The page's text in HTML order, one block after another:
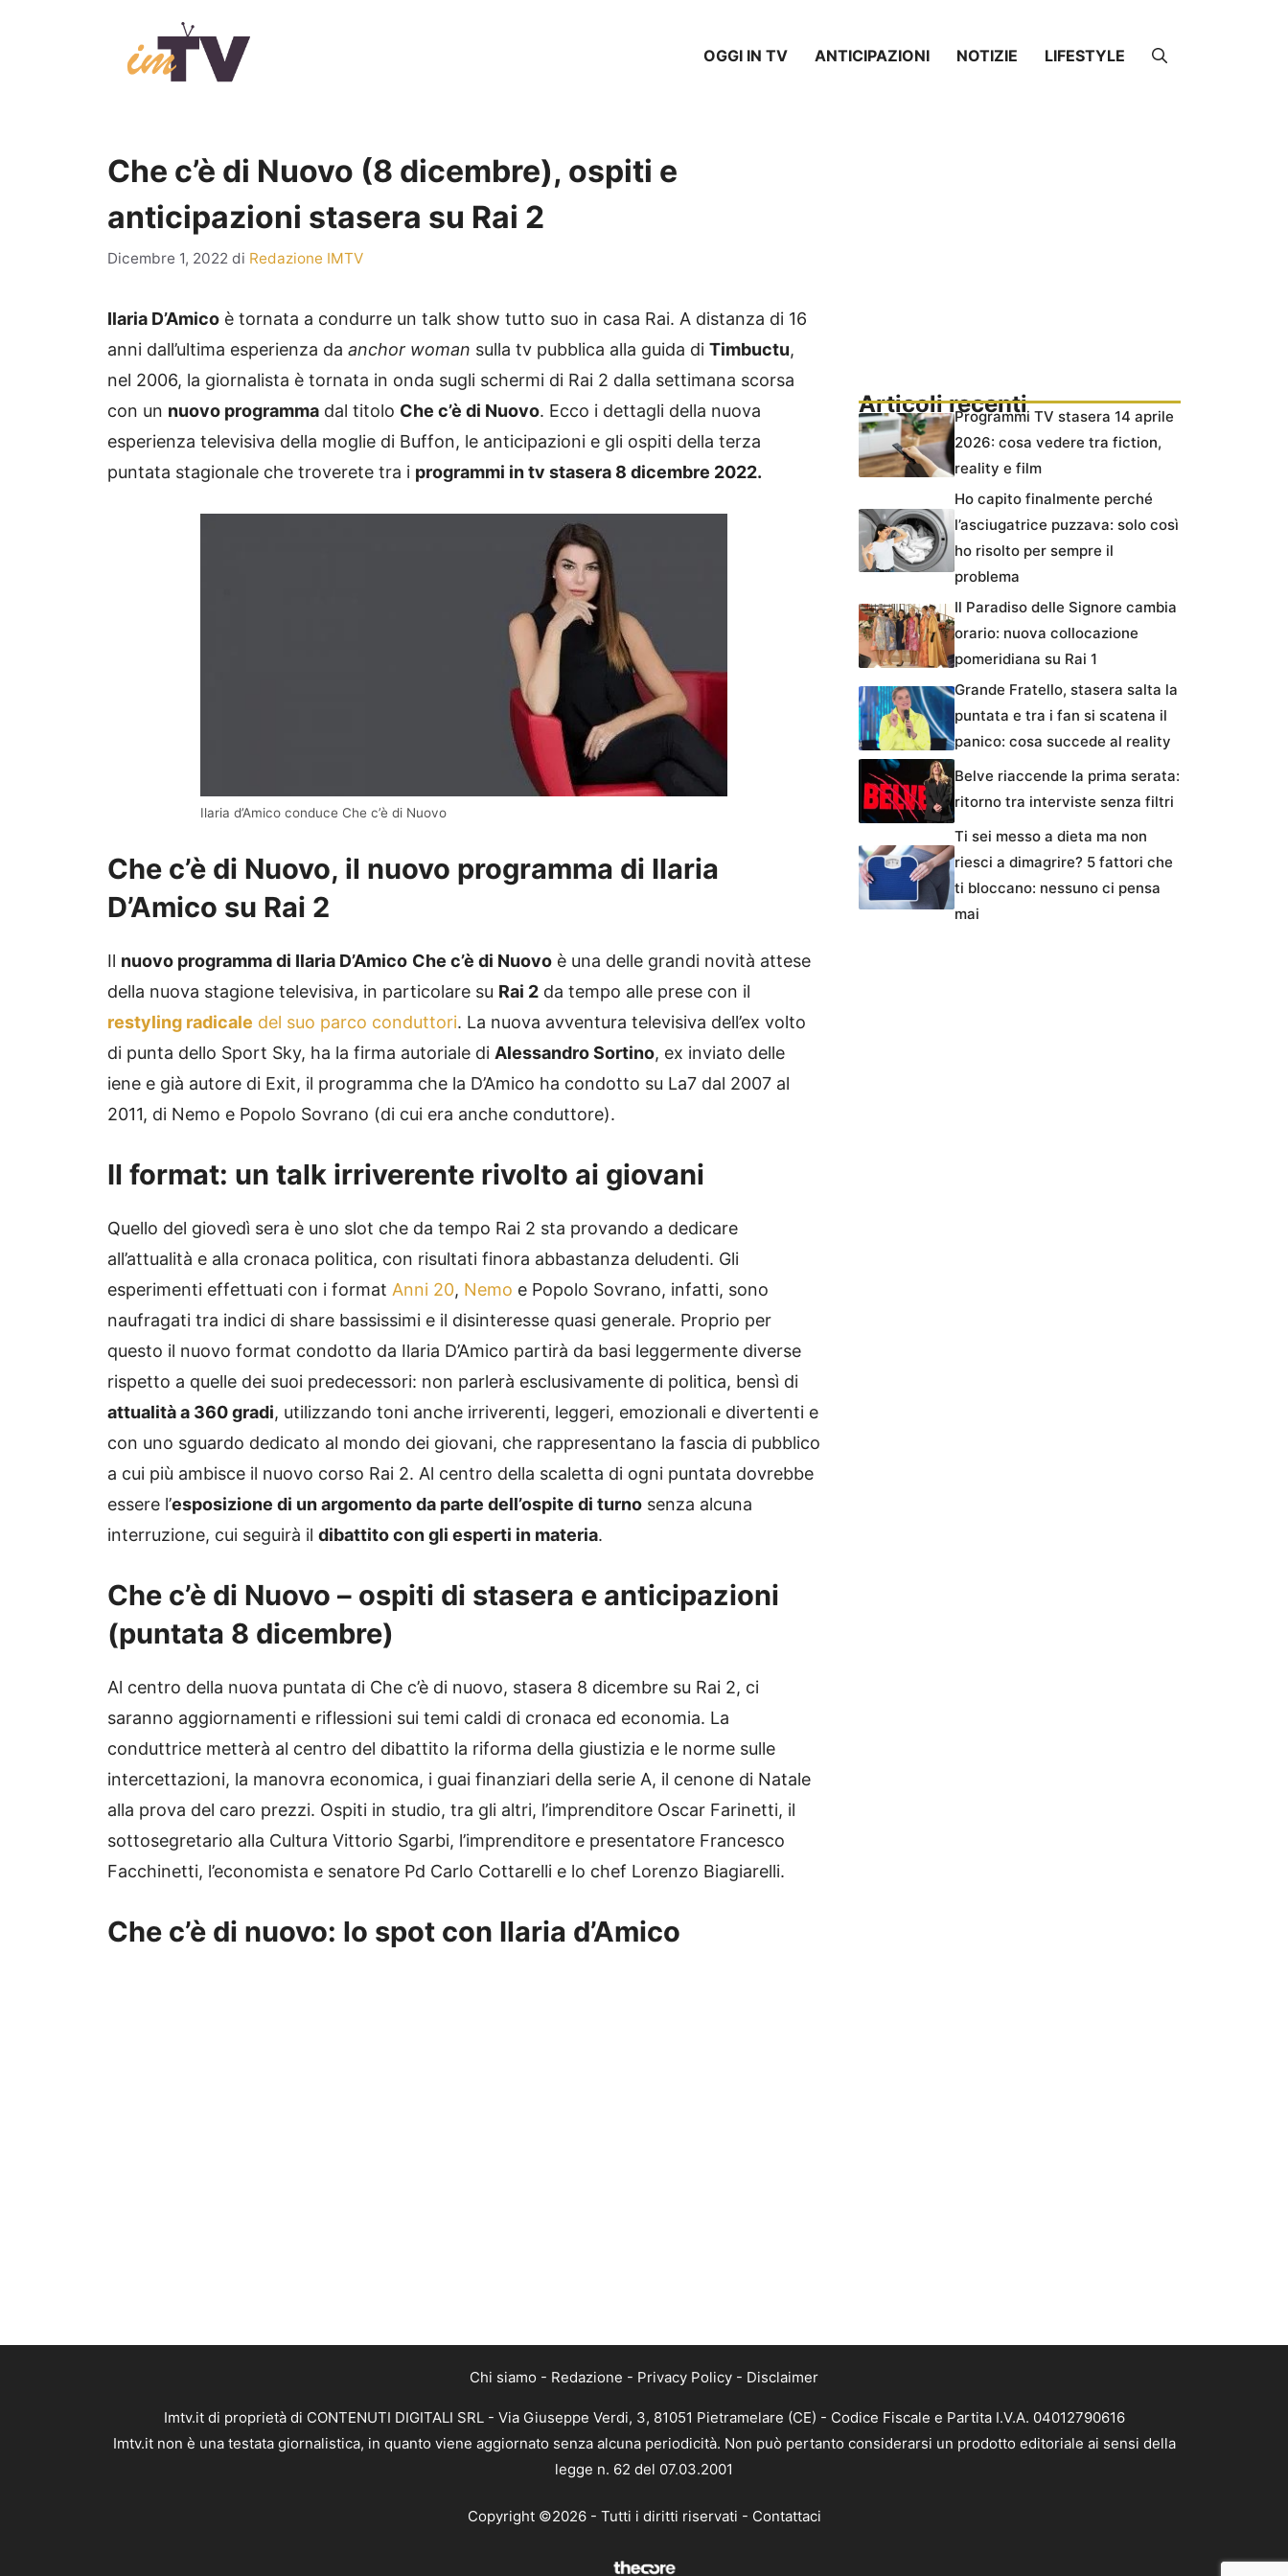
OGGI IN TV ANTICIPAZIONI NOTIZIE LIFESTYLE
Che c’è di Nuovo (8 dicembre), ospiti e
anticipazioni stasera su Rai 2
Dicembre 1, 2022 di Redazione IMTV
Ilaria D’Amico è tornata a condurre un talk show tutto suo in casa Rai. A distanza di 16
anni dall’ultima esperienza da anchor woman sulla tv pubblica alla guida di Timbuctu,
nel 2006, la giornalista è tornata in onda sugli schermi di Rai 2 dalla settimana scorsa
con un nuovo programma dal titolo Che c’è di Nuovo. Ecco i dettagli della nuova
esperienza televisiva della moglie di Buffon, le anticipazioni e gli ospiti della terza
puntata stagionale che troverete tra i programmi in tv stasera 8 dicembre 2022.
Ilaria d’Amico conduce Che c’è di Nuovo
Che c’è di Nuovo, il nuovo programma di Ilaria
D’Amico su Rai 2
Il nuovo programma di Ilaria D’Amico Che c’è di Nuovo è una delle grandi novità attese
della nuova stagione televisiva, in particolare su Rai 2 da tempo alle prese con il
restyling radicale del suo parco conduttori. La nuova avventura televisiva dell’ex volto
di punta dello Sport Sky, ha la firma autoriale di Alessandro Sortino, ex inviato delle
iene e già autore di Exit, il programma che la D’Amico ha condotto su La7 dal 2007 al
2011, di Nemo e Popolo Sovrano (di cui era anche conduttore).
Il format: un talk irriverente rivolto ai giovani
Quello del giovedì sera è uno slot che da tempo Rai 2 sta provando a dedicare
all’attualità e alla cronaca politica, con risultati finora abbastanza deludenti. Gli
esperimenti effettuati con i format Anni 20, Nemo e Popolo Sovrano, infatti, sono
naufragati tra indici di share bassissimi e il disinteresse quasi generale. Proprio per
questo il nuovo format condotto da Ilaria D’Amico partirà da basi leggermente diverse
rispetto a quelle dei suoi predecessori: non parlerà esclusivamente di politica, bensì di
attualità a 360 gradi, utilizzando toni anche irriverenti, leggeri, emozionali e divertenti e
con uno sguardo dedicato al mondo dei giovani, che rappresentano la fascia di pubblico
a cui più ambisce il nuovo corso Rai 2. Al centro della scaletta di ogni puntata dovrebbe
essere l’esposizione di un argomento da parte dell’ospite di turno senza alcuna
interruzione, cui seguirà il dibattito con gli esperti in materia.
Che c’è di Nuovo – ospiti di stasera e anticipazioni
(puntata 8 dicembre)
Al centro della nuova puntata di Che c’è di nuovo, stasera 8 dicembre su Rai 2, ci
saranno aggiornamenti e riflessioni sui temi caldi di cronaca ed economia. La
conduttrice metterà al centro del dibattito la riforma della giustizia e le norme sulle
intercettazioni, la manovra economica, i guai finanziari della serie A, il cenone di Natale
alla prova del caro prezzi. Ospiti in studio, tra gli altri, l’imprenditore Oscar Farinetti, il
sottosegretario alla Cultura Vittorio Sgarbi, l’imprenditore e presentatore Francesco
Facchinetti, l’economista e senatore Pd Carlo Cottarelli e lo chef Lorenzo Biagiarelli.
Che c’è di nuovo: lo spot con Ilaria d’Amico
Articoli recentiProgrammi TV stasera 14 aprile
2026: cosa vedere tra fiction,
reality e film
Ho capito finalmente perché
l’asciugatrice puzzava: solo così
ho risolto per sempre il
problema
Il Paradiso delle Signore cambia
orario: nuova collocazione
pomeridiana su Rai 1
Grande Fratello, stasera salta la
puntata e tra i fan si scatena il
panico: cosa succede al reality
Belve riaccende la prima serata:
ritorno tra interviste senza filtri
Ti sei messo a dieta ma non
riesci a dimagrire? 5 fattori che
ti bloccano: nessuno ci pensa
mai
Chi siamo - Redazione - Privacy Policy - Disclaimer
Imtv.it di proprietà di CONTENUTI DIGITALI SRL - Via Giuseppe Verdi, 3, 81051 Pietramelare (CE) - Codice Fiscale e Partita I.V.A. 04012790616
Imtv.it non è una testata giornalistica, in quanto viene aggiornato senza alcuna periodicità. Non può pertanto considerarsi un prodotto editoriale ai sensi della
legge n. 62 del 07.03.2001
Copyright ©2026 - Tutti i diritti riservati - Contattaci